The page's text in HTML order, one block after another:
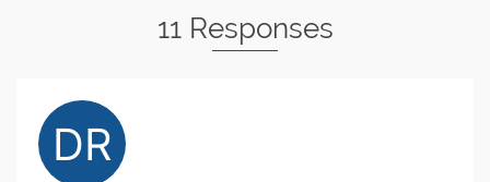
11 Responses